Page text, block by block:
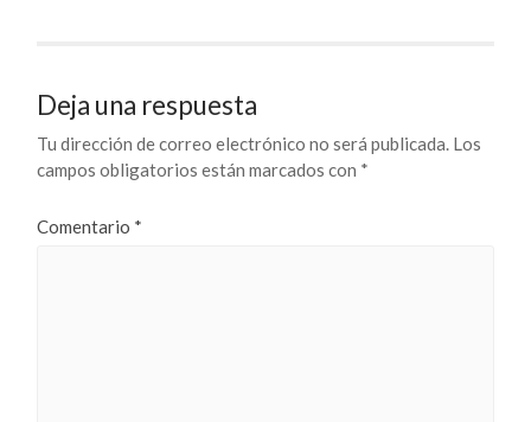
Deja una respuesta
Tu dirección de correo electrónico no será publicada. Los
campos obligatorios están marcados con *
Comentario *